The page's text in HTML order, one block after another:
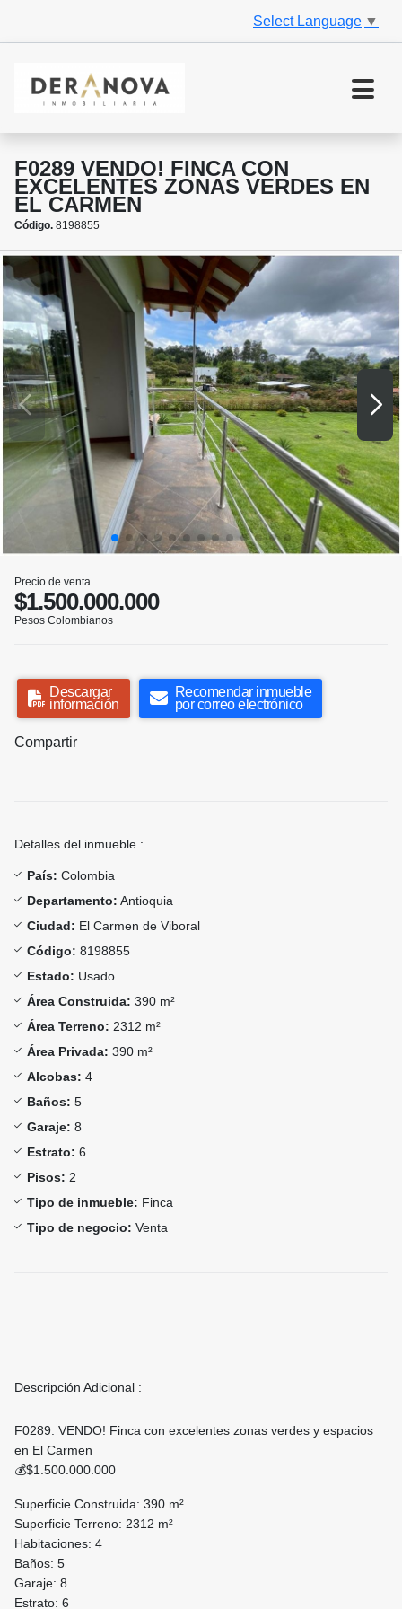
Select Language ▼
F0289 VENDO! FINCA CON
EXCELENTES ZONAS VERDES EN
EL CARMEN
Código. 8198855
Precio de venta
$1.500.000.000
Pesos Colombianos
Descargar
información
Recomendar inmueble
por correo electrónico
Compartir
Detalles del inmueble :
País: Colombia
Departamento: Antioquia
Ciudad: El Carmen de Viboral
Código: 8198855
Estado: Usado
Área Construida: 390 m²
Área Terreno: 2312 m²
Área Privada: 390 m²
Alcobas: 4
Baños: 5
Garaje: 8
Estrato: 6
Pisos: 2
Tipo de inmueble: Finca
Tipo de negocio: Venta
Descripción Adicional :
F0289. VENDO! Finca con excelentes zonas verdes y espacios
en El Carmen
💰$1.500.000.000
Superficie Construida: 390 m²
Superficie Terreno: 2312 m²
Habitaciones: 4
Baños: 5
Garaje: 8
Estrato: 6